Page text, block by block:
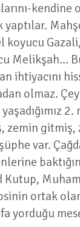
kendine
koyucu
Melikşah...
ihtiyacını
olmaz.
zemin gitmiş,
var.
Kutup,
ortak
yorduğu